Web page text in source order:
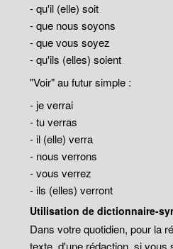
- qu'il (elle) soit
- que nous soyons
- que vous soyez
- qu'ils (elles) soient
"Voir" au futur simple :
- je verrai
- tu verras
- il (elle) verra
- nous verrons
- vous verrez
- ils (elles) verront
Utilisation de dictionnaire-
Dans votre quotidien, pour la
texte, d'une rédaction, si vous